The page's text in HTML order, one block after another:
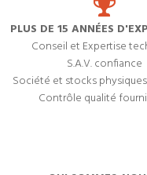
PLUS DE 15 ANNÉES
Conseil et Expertise
S.A.V. confiance
Société et stocks
Contrôle qualité